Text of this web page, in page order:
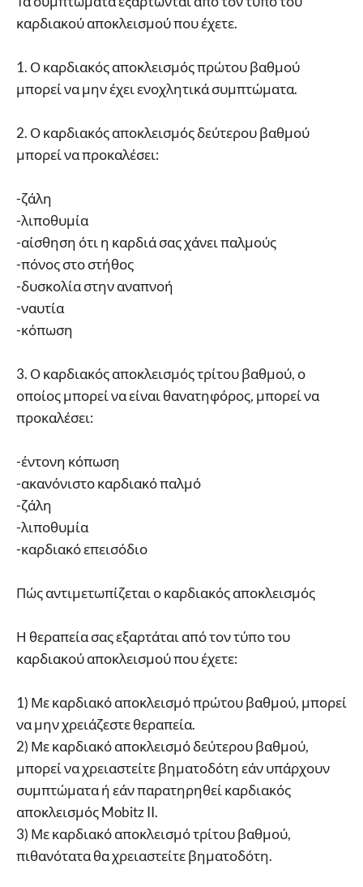
καρδιακού αποκλεισμού που έχετε.
1. Ο καρδιακός αποκλεισμός πρώτου βαθμού
μπορεί να μην έχει ενοχλητικά συμπτώματα.
2. Ο καρδιακός αποκλεισμός δεύτερου βαθμού
μπορεί να προκαλέσει:
-ζάλη
-λιποθυμία
-αίσθηση ότι η καρδιά σας χάνει παλμούς
-πόνος στο στήθος
-δυσκολία στην αναπνοή
-ναυτία
-κόπωση
3. Ο καρδιακός αποκλεισμός τρίτου βαθμού, ο
οποίος μπορεί να είναι θανατηφόρος, μπορεί να
προκαλέσει:
-έντονη κόπωση
-ακανόνιστο καρδιακό παλμό
-ζάλη
-λιποθυμία
-καρδιακό επεισόδιο
Πώς αντιμετωπίζεται ο καρδιακός αποκλεισμός
Η θεραπεία σας εξαρτάται από τον τύπο του
καρδιακού αποκλεισμού που έχετε:
1) Με καρδιακό αποκλεισμό πρώτου βαθμού, μπορεί
να μην χρειάζεστε θεραπεία.
2) Με καρδιακό αποκλεισμό δεύτερου βαθμού,
μπορεί να χρειαστείτε βηματοδότη εάν υπάρχουν
συμπτώματα ή εάν παρατηρηθεί καρδιακός
αποκλεισμός Mobitz II.
3) Με καρδιακό αποκλεισμό τρίτου βαθμού,
πιθανότατα θα χρειαστείτε βηματοδότη.